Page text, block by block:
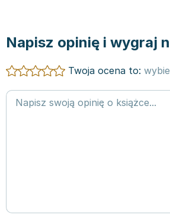
Napisz opinię i wygraj
Twoja ocena to: